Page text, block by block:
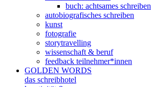
buch: achtsames schreiben
autobiografisches schreiben
kunst
fotografie
storytravelling
wissenschaft & beruf
feedback teilnehmer*innen
GOLDEN WORDS
das schreibhotel